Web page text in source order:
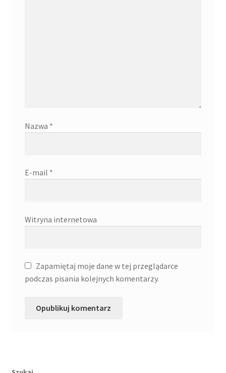
Nazwa *
E-mail *
Witryna internetowa
Zapamiętaj moje dane w tej przeglądarce
podczas pisania kolejnych komentarzy.